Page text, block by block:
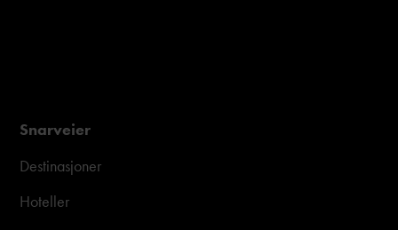
Snarveier
Destinasjoner
Hoteller